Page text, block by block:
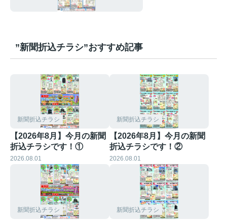
”新聞折込チラシ”おすすめ記事
新聞折込チラシ
【2026年8月】今月の新聞
折込チラシです！①
2026.08.01
新聞折込チラシ
【2026年8月】今月の新聞
折込チラシです！②
2026.08.01
新聞折込チラシ 新聞折込チラシ